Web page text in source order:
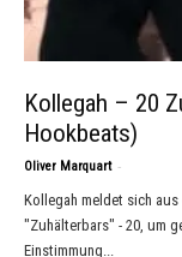
Kollegah – 20
Hookbeats)
Oliver Marquart -
Kollegah meldet sich
"Zuhälterbars" - 20, um
Einstimmung...